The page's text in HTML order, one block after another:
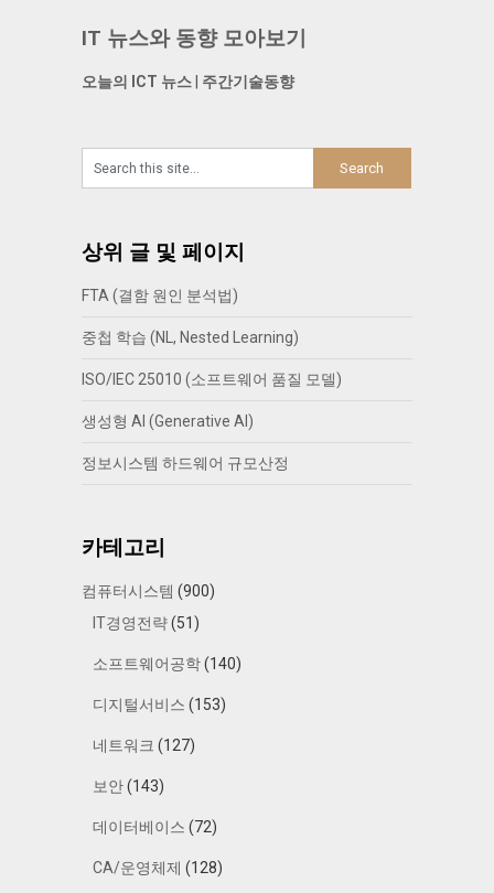
IT 뉴스와 동향 모아보기
오늘의 ICT 뉴스| 주간기술동향
상위 글 및 페이지
FTA (결함 원인 분석법)
중첩 학습 (NL, Nested Learning)
ISO/IEC 25010 (소프트웨어 품질 모델)
생성형 AI (Generative AI)
정보시스템 하드웨어 규모산정
카테고리
컴퓨터시스템 (900)
IT경영전략(51)
소프트웨어공학(140)
디지털서비스 (153)
네트워크 (127)
보안(143)
데이터베이스 (72)
CA/운영체제 (128)